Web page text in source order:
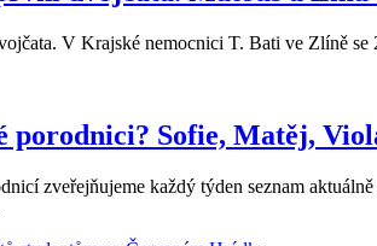
V Krajské nemocnici T. Bati ve Zlíně se
porodnici? Sofie, Matěj,
zveřejňujeme každý týden seznam